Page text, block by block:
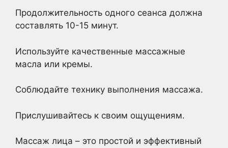
Продолжительность одного сеанса должна
составлять 10-15 минут.
Используйте качественные массажные
масла или кремы.
Соблюдайте технику выполнения массажа.
Прислушивайтесь к своим ощущениям.
Массаж лица – это простой и эффективный